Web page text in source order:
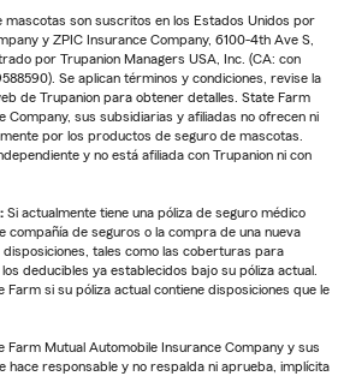
son suscritos en los Estados Unidos por
y ZPIC Insurance Company, 6100-4th Ave S,
por Trupanion Managers USA, Inc. (CA: con
Se aplican términos y condiciones, revise la
de Trupanion para obtener detalles. State Farm
Company, sus subsidiarias y afiliadas no ofrecen ni
por los productos de seguro de mascotas.
y no está afiliada con Trupanion ni con
Si actualmente tiene una póliza de seguro médico
compañía de seguros o la compra de una nueva
tales como las coberturas para
deducibles ya establecidos bajo su póliza actual.
Farm si su póliza actual contiene disposiciones que le
Farm Mutual Automobile Insurance Company y sus
hace responsable y no respalda ni aprueba, implícita